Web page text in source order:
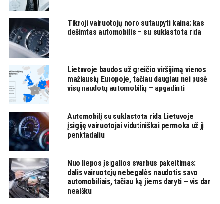
Tikroji vairuotojų noro sutaupyti kaina: kas
dešimtas automobilis – su suklastota rida
Lietuvoje baudos už greičio viršijimą vienos
mažiausių Europoje, tačiau daugiau nei pusė
visų naudotų automobilių – apgadinti
Automobilį su suklastota rida Lietuvoje
įsigiję vairuotojai vidutiniškai permoka už jį
penktadaliu
Nuo liepos įsigalios svarbus pakeitimas:
dalis vairuotojų nebegalės naudotis savo
automobiliais, tačiau ką jiems daryti – vis dar
neaišku